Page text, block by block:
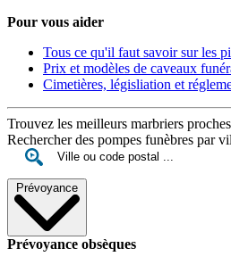
Pour vous aider
Tous ce qu'il faut savoir sur les
Prix et modèles de caveaux
Cimetières, législiation et
Trouvez les meilleurs marbriers
Rechercher des pompes funèbres par
Prévoyance
Prévoyance obsèques